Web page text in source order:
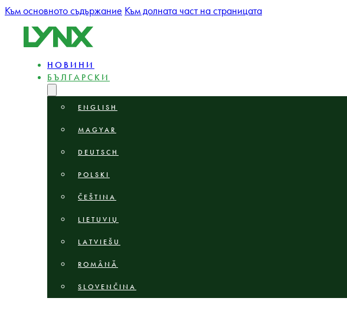
Към основното съдържание Към долната част на страницата
НОВИНИ
БЪЛГАРСКИ
ENGLISH
MAGYAR
DEUTSCH
POLSKI
ČEŠTINA
LIETUVIŲ
LATVIEŠU
ROMÂNĂ
SLOVENČINA